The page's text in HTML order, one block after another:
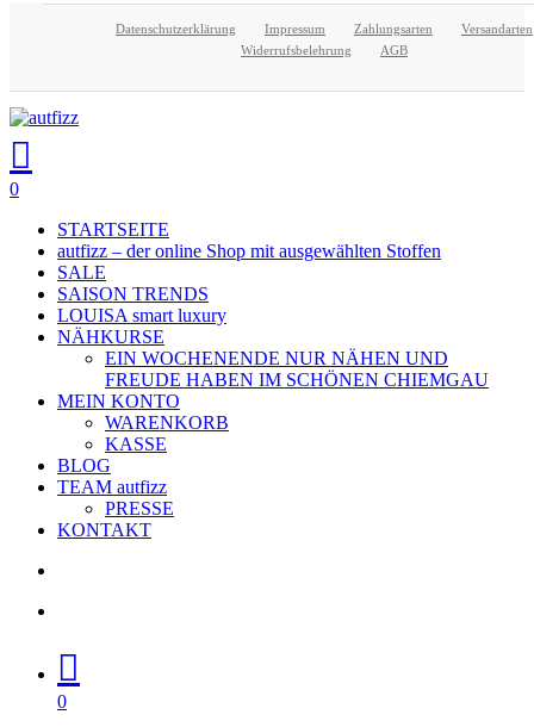
content
Datenschutzerklärung Impressum Zahlungsarten
Versandarten
Widerrufsbelehrung
AGB
search
account
0
STARTSEITE
autfizz – der online Shop mit ausgewählten Stoffen
SALE
SAISON TRENDS
LOUISA smart luxury
NÄHKURSE
EIN WOCHENENDE NUR NÄHEN UND
FREUDE HABEN IM SCHÖNEN CHIEMGAU
MEIN KONTO
WARENKORB
KASSE
BLOG
TEAM autfizz
PRESSE
KONTAKT
0
Close